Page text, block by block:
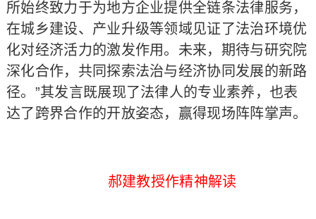
所始终致力于为地方企业提供全链条法律服务，
在城乡建设、产业升级等领域见证了法治环境优
化对经济活力的激发作用。未来，期待与研究院
深化合作，共同探索法治与经济协同发展的新路
径。”其发言既展现了法律人的专业素养，也表
达了跨界合作的开放姿态，赢得现场阵阵掌声。
郝建教授作精神解读